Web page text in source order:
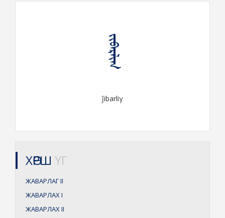
ᠵᠢᠪᠠᠷᠯᠢᠭ
ǰibarliγ
ХӨРШ ҮГ
ЖАВАРЛАГII
ЖАВАРЛАХI
ЖАВАРЛАХII